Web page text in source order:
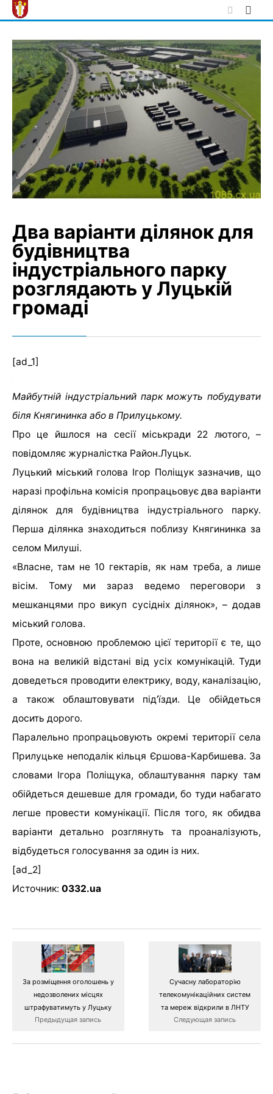
Skip
to
Два варіанти ділянок для
будівництва
індустріального парку
розглядають у Луцькій
громаді
[ad_1]
Майбутній індустріальний парк можуть побудувати
біля Княгининка або в Прилуцькому.
Про це йшлося на сесії міськради 22 лютого, –
повідомляє журналістка Район.Луцьк.
Луцький міський голова Ігор Поліщук зазначив, що
наразі профільна комісія пропрацьовує два варіанти
ділянок для будівництва індустріального парку.
Перша ділянка знаходиться поблизу Княгининка за
селом Милуші.
«Власне, там не 10 гектарів, як нам треба, а лише
вісім. Тому ми зараз ведемо переговори з
мешканцями про викуп сусідніх ділянок», – додав
міський голова.
Проте, основною проблемою цієї території є те, що
вона на великій відстані від усіх комунікацій. Туди
доведеться проводити електрику, воду, каналізацію,
а також облаштовувати під’їзди. Це обійдеться
досить дорого.
Паралельно пропрацьовують окремі території села
Прилуцьке неподалік кільця Єршова-Карбишева. За
словами Ігора Поліщука, облаштування парку там
обійдеться дешевше для громади, бо туди набагато
легше провести комунікації. Після того, як обидва
варіанти детально розглянуть та проаналізують,
відбудеться голосування за один із них.
[ad_2]
Источник: 0332.ua
За розміщення оголошень у
недозволених місцях
штрафуватимуть у Луцьку
Предыдущая запись
Сучасну лабораторію
телекомунікаційних систем
та мереж відкрили в ЛНТУ
Следующая запись